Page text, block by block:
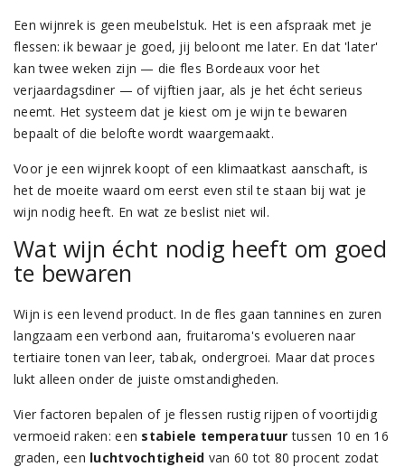
Een wijnrek is geen meubelstuk. Het is een afspraak met je
flessen: ik bewaar je goed, jij beloont me later. En dat 'later'
kan twee weken zijn — die fles Bordeaux voor het
verjaardagsdiner — of vijftien jaar, als je het écht serieus
neemt. Het systeem dat je kiest om je wijn te bewaren
bepaalt of die belofte wordt waargemaakt.
Voor je een wijnrek koopt of een klimaatkast aanschaft, is
het de moeite waard om eerst even stil te staan bij wat je
wijn nodig heeft. En wat ze beslist niet wil.
Wat wijn écht nodig heeft om goed
te bewaren
Wijn is een levend product. In de fles gaan tannines en zuren
langzaam een verbond aan, fruitaroma's evolueren naar
tertiaire tonen van leer, tabak, ondergroei. Maar dat proces
lukt alleen onder de juiste omstandigheden.
Vier factoren bepalen of je flessen rustig rijpen of voortijdig
vermoeid raken: een stabiele temperatuur tussen 10 en 16
graden, een luchtvochtigheid van 60 tot 80 procent zodat